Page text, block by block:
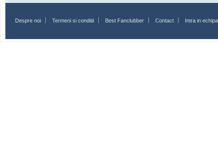
Despre noi Termeni si conditii Best Fanclubber Contact Intra in